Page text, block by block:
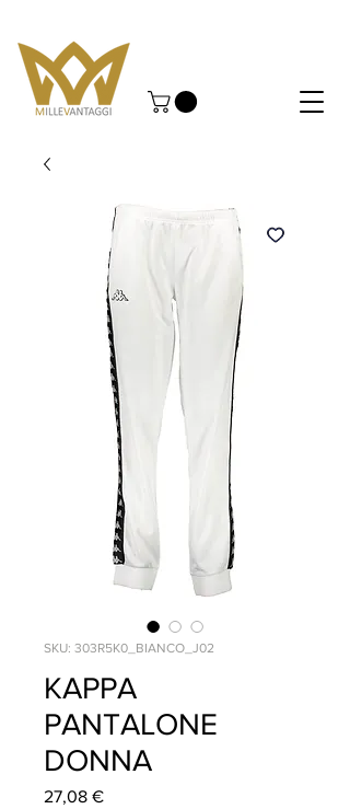
SKU: 303R5K0_BIANCO_J02
KAPPA
PANTALONE
DONNA
27,08 €Prezzo